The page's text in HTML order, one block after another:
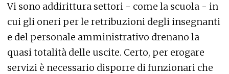
Vi sono addirittura settori - come la scuola - in
cui gli oneri per le retribuzioni degli insegnanti
e del personale amministrativo drenano la
quasi totalità delle uscite. Certo, per erogare
servizi è necessario disporre di funzionari che